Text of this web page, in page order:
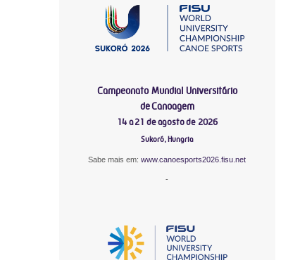
Campeonato Mundial Universitário
de Canoagem
14 a 21 de agosto de 2026
Sukoró, Hungria
Sabe mais em:www.canoesports2026.fisu.net
-